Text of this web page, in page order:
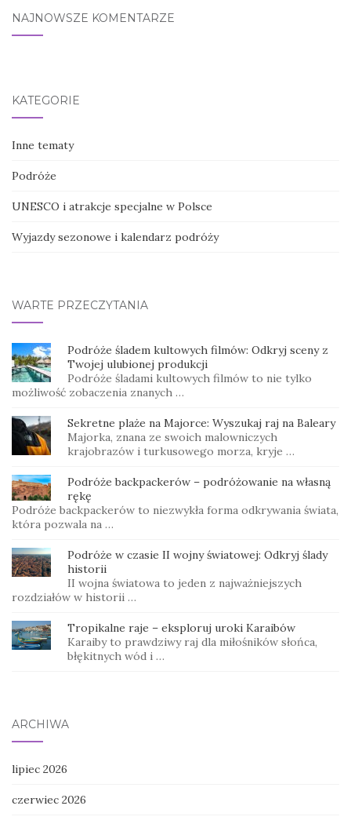
NAJNOWSZE KOMENTARZE
KATEGORIE
Inne tematy
Podróże
UNESCO i atrakcje specjalne w Polsce
Wyjazdy sezonowe i kalendarz podróży
WARTE PRZECZYTANIA
Podróże śladem kultowych filmów: Odkryj sceny z
Twojej ulubionej produkcji
Podróże śladami kultowych filmów to nie tylko
możliwość zobaczenia znanych …
Sekretne plaże na Majorce: Wyszukaj raj na Baleary
Majorka, znana ze swoich malowniczych
krajobrazów i turkusowego morza, kryje …
Podróże backpackerów – podróżowanie na własną
rękę
Podróże backpackerów to niezwykła forma odkrywania świata,
która pozwala na …
Podróże w czasie II wojny światowej: Odkryj ślady
historii
II wojna światowa to jeden z najważniejszych
rozdziałów w historii …
Tropikalne raje – eksploruj uroki Karaibów
Karaiby to prawdziwy raj dla miłośników słońca,
błękitnych wód i …
ARCHIWA
lipiec 2026
czerwiec 2026